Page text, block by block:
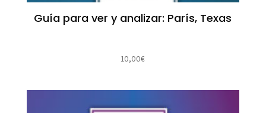
Guía para ver y analizar: París, Texas
10,00€